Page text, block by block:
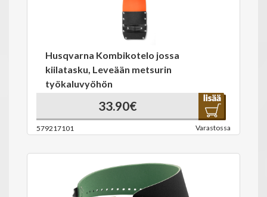
Husqvarna Kombikotelo jossa
kiilatasku, Leveään metsurin
työkaluvyöhön
33.90€
579217101 Varastossa